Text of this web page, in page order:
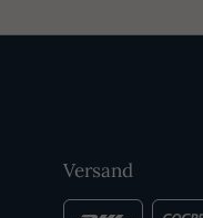
Versand